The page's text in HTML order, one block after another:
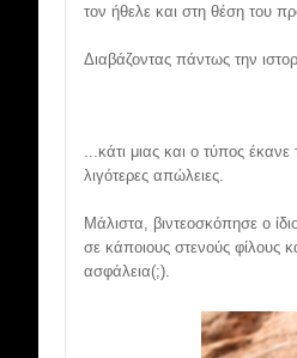
τον ήθελε και στη θέση του
Διαβάζοντας πάντως την
...κάτι μιας και ο τύπος
λιγότερες απώλειες.
Μάλιστα, βιντεοσκόπησε ο
σε κάποιους στενούς φίλους
ασφάλεια(;).